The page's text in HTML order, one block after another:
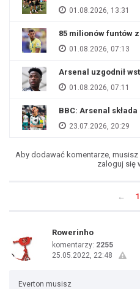
01.08.2026, 13:31
85 milionów funtów
01.08.2026, 07:13
Arsenal uzgodnił
01.08.2026, 07:11
BBC: Arsenal
23.07.2026, 20:29
Aby dodawać komentarze,
zaloguj się
← 1
Rowerinho
komentarzy: 2255
25.05.2022, 22:48
Everton musisz